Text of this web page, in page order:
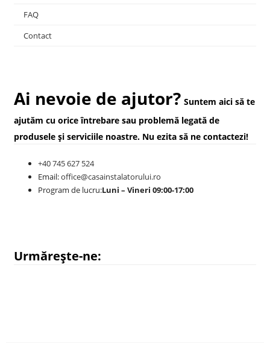
FAQ
Contact
Ai nevoie de ajutor? Suntem aici să te
ajutăm cu orice întrebare sau problemă legată de
produsele și serviciile noastre. Nu ezita să ne contactezi!
+40 745 627 524
Email:office@casainstalatorului.ro
Program de lucru:Luni – Vineri 09:00-17:00
Urmărește-ne: